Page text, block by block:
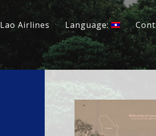
Lao Airlines Language: